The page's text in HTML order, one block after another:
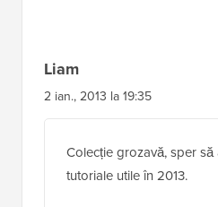
Liam
2 ian., 2013 la 19:35
Colecție grozavă, sper
tutoriale utile în 2013.